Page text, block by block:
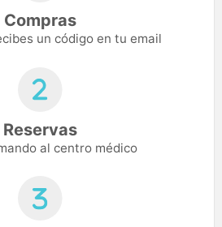
Compras
un código en tu email
Reservas
al centro médico